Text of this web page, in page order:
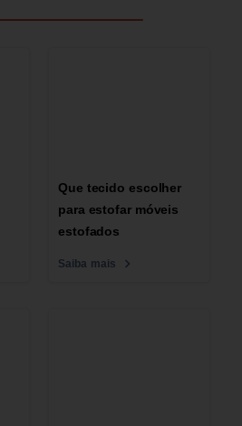
Que tecido escolher
para estofar móveis
estofados
Saiba mais